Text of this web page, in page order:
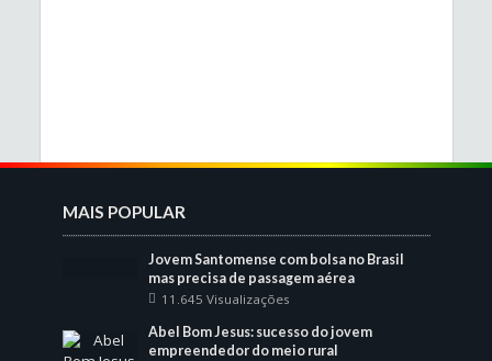
MAIS POPULAR
Jovem Santomense com bolsa no Brasil
mas precisa de passagem aérea
11.645 Visualizações
Abel Bom Jesus: sucesso do jovem
empreendedor do meio rural